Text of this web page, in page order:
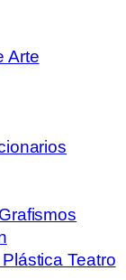
Arte
Teatro